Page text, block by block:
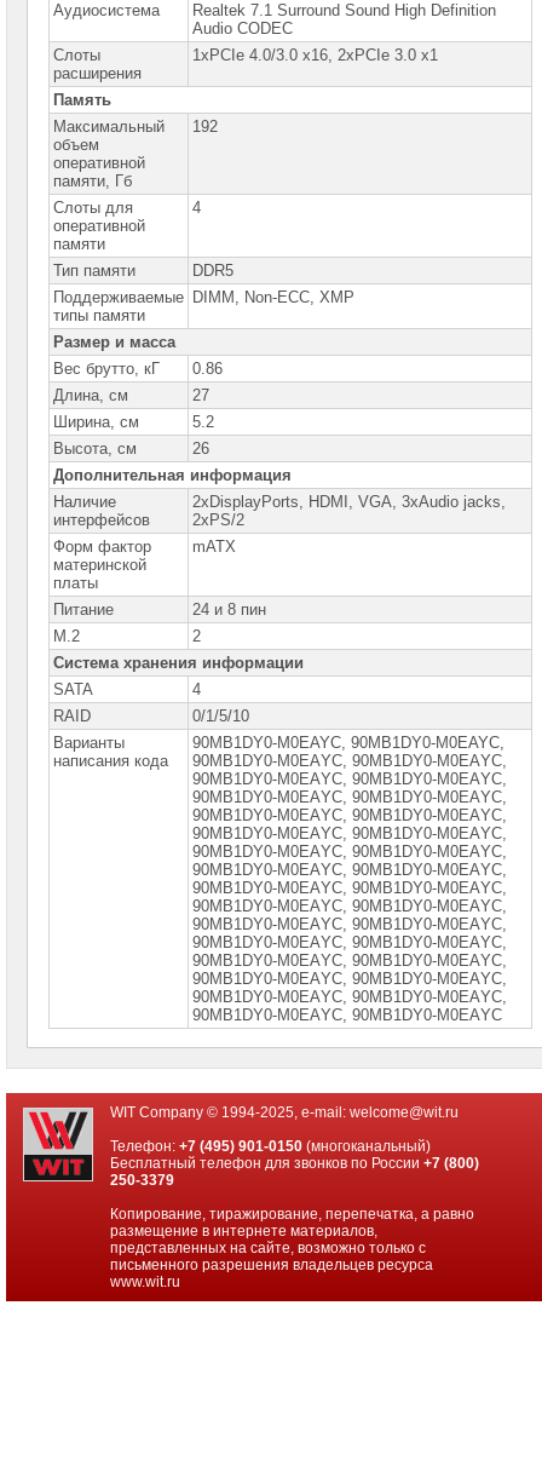
компьютеров
Платформы
малого
размера
Материнские
платы
Материнские
платы
ASUS
►
Материнские
платы
GIGABYTE
Процессоры
Intel
Процессоры
AMD
Модули
памяти
Жесткие
диски
SATA
Жесткие
диски
SSD
Видеокарты
INTEL
Источники
бесперебойного
Российское
ПО
обеспечение
Термошкафы
Аудиосистема
Realtek 7.1 Surround Sound High Definition
Audio CODEC
Слоты
расширения
1xPCIe 4.0/3.0 x16, 2xPCIe 3.0 x1
Память
Максимальный
объем
оперативной
памяти, Гб
192
Слоты для
оперативной
памяти
4
Тип памяти
DDR5
Поддерживаемые
типы памяти
DIMM, Non-ECC, XMP
Размер и масса
Вес брутто, кГ
0.86
Длина, см
27
Ширина, см
5.2
Высота, см
26
Дополнительная информация
Наличие
интерфейсов
2xDisplayPorts, HDMI, VGA, 3xAudio jacks,
2xPS/2
Форм фактор
материнской
платы
mATX
Питание
24 и 8 пин
M.2
2
Система хранения информации
SATA
4
RAID
0/1/5/10
Варианты
написания кода
90MB1DY0-M0EAYC, 90MB1DY0-M0EAYC,
90MB1DY0-M0EАYC, 90MВ1DY0-M0EАYC,
90MВ1DY0-M0EАYC, 90MВ1DY0-M0EАYС,
90MВ1DY0-M0EАYС, 90MВ1DY0-M0EАYС,
90MВ1DY0-M0EАYС, 90MВ1DY0-M0ЕАYС,
90MВ1DY0-M0ЕАYС, 90MВ1DY0-M0ЕАYС,
90MВ1DY0-M0ЕАYС, 90MВ1DY0-M0ЕАYС,
90MВ1DY0-M0ЕАYС, 90MВ1DY0-M0ЕАYС,
90MВ1DY0-M0ЕАYС, 90МВ1DY0-М0ЕАYС,
90МВ1DY0-М0ЕАYС, 90МВ1DY0-М0ЕАYС,
90МВ1DY0-М0ЕАYС, 90МВ1DY0-М0ЕАYС,
90МВ1DY0-М0ЕАYС, 90МВ1DY0-М0ЕАYС,
90МВ1DY0-М0ЕАYС, 90МВ1DY0-М0ЕАYС,
90МВ1DY0-М0ЕАYС, 90МВ1DY0-М0ЕАYС,
90МВ1DY0-М0ЕАYС, 90МВ1DY0-М0ЕАYС,
90МВ1DY0-М0ЕАYС, 90МВ1DY0-М0ЕАYС
WIT Company © 1994-2025, e-mail: welcome@wit.ru
Телефон:+7 (495) 901-0150 (многоканальный)
Бесплатный телефон для звонков по России+7 (800)
250-3379
Копирование, тиражирование, перепечатка, а равно
размещение в интернете материалов,
представленных на сайте, возможно только с
письменного разрешения владельцев ресурса
www.wit.ru